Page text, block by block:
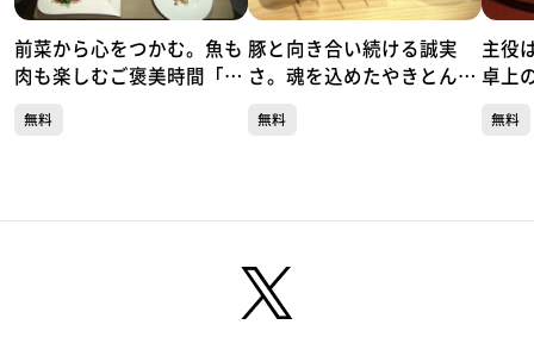
前菜から心をつかむ。魚も
肉も楽しむご褒美時間「リ
区本町）#504【topoぐる
無料
豚と向き合い続ける誠実
さ。魂を込めたやきとん一
葉区国分町）#503【topo
無料
主役
卓上
二日
無料